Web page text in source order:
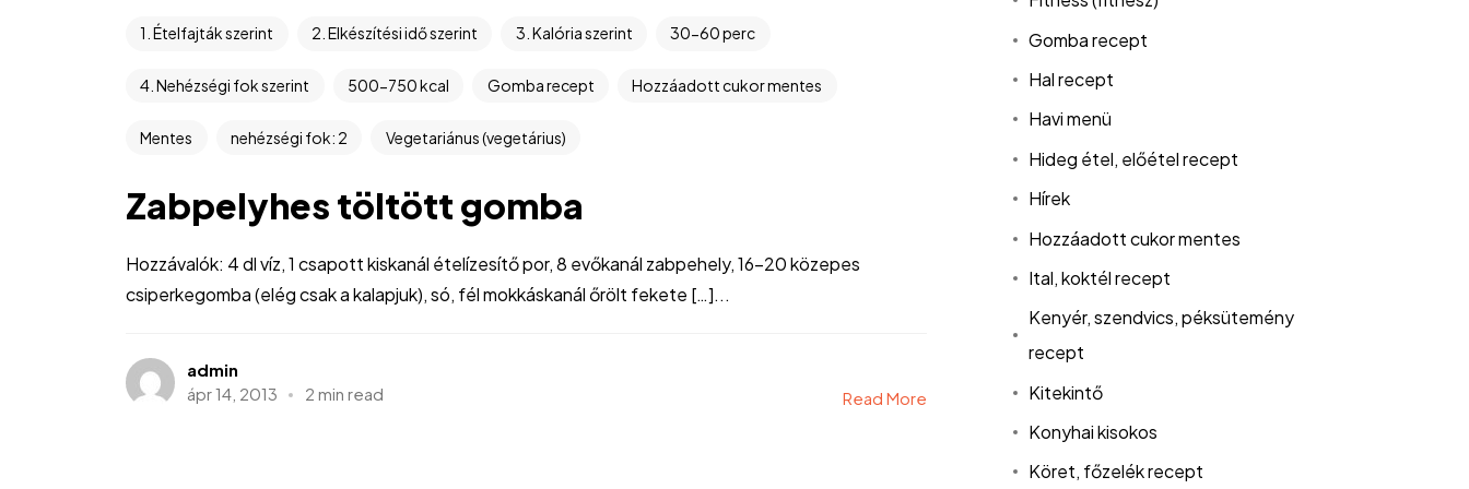
1. Ételfajták szerint 2. Elkészítési idő szerint 3. Kalória szerint 30-60 perc
4. Nehézségi fok szerint 500-750 kcal Gomba recept Hozzáadott cukor mentes
Mentes nehézségi fok: 2 Vegetariánus (vegetárius)
Zabpelyhes töltött gomba
Hozzávalók: 4 dl víz, 1 csapott kiskanál ételízesítő por, 8 evőkanál zabpehely, 16-20 közepes
csiperkegomba (elég csak a kalapjuk), só, fél mokkáskanál őrölt fekete […]...
admin
ápr 14, 2013
2 min read Read More
Gomba recept
Hal recept
Havi menü
Hideg étel, előétel recept
Hírek
Hozzáadott cukor mentes
Ital, koktél recept
Kenyér, szendvics, péksütemény
recept
Kitekintő
Konyhai kisokos
Köret, főzelék recept